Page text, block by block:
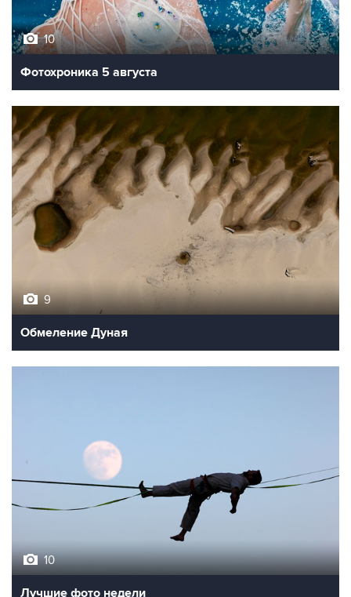
10
Фотохроника 5 августа
Обмеление Дуная
Лучшие фото недели